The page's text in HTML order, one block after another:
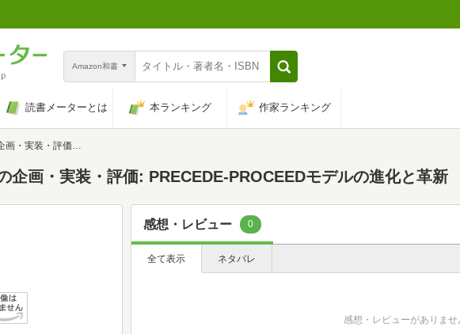
Amazon和書
読書メーターとは 本ランキング 作家ランキング
PROCEEDモデルの進化と革新
企画・実装・評価: PRECEDE-PROCEEDモデルの進化と革新
感想・レビュー 0
全て表示 ネタバレ
感想・レビューがありませ